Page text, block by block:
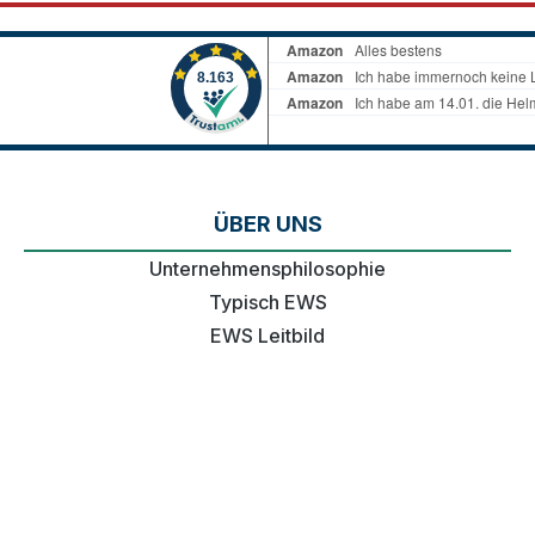
ÜBER UNS
Unternehmensphilosophie
Typisch EWS
EWS Leitbild